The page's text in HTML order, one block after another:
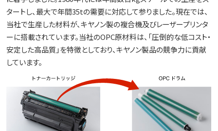
タートし、最大で年間35tの需要に対応して参りました。現在では、
当社で生産した材料が、キヤノン製の複合機及びレーザープリンタ
ーに搭載されています。当社のOPC原材料は、「圧倒的な低コスト・
安定した高品質」を特徴としており、キヤノン製品の競争力に貢献
しています。